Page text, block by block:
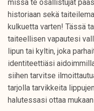
s
k
e
l
i
j
a
k
u
missä te osallistujat
historiaan sekä
kulkuetta varten! Tässä
taiteellisen vapautesi
lipun tai kyltin, joka
identiteettiäsi
siihen tarvitse
tarjolla tarvikkeita
halutessasi ottaa